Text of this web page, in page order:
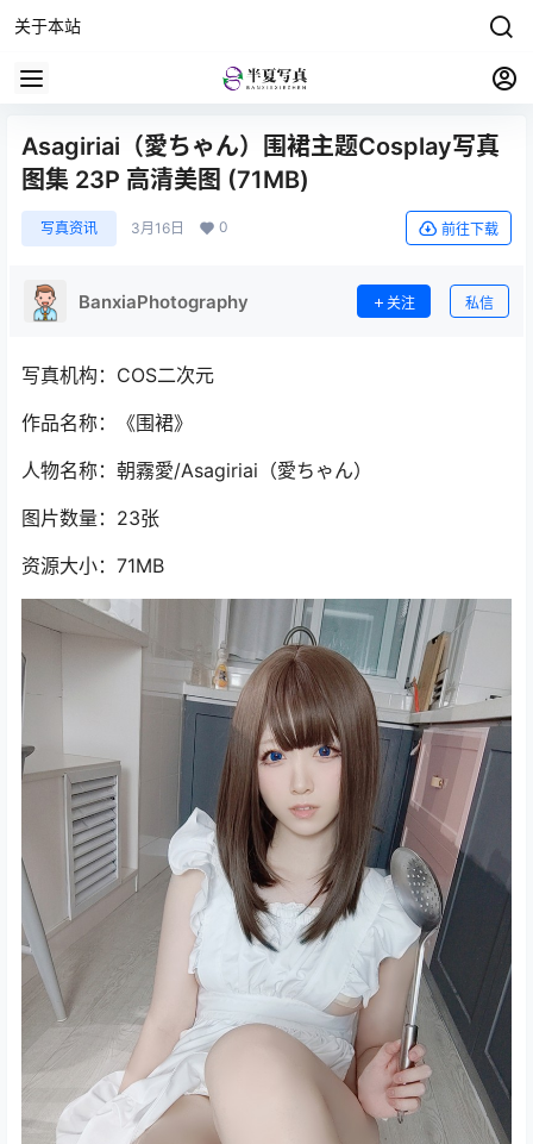
关于本站
Asagiriai（愛ちゃん）围裙主题Cosplay写真
图集 23P 高清美图 (71MB)
写真资讯 3月16日 0 前往下载
BanxiaPhotography 关注 私信
写真机构：COS二次元
作品名称：《围裙》
人物名称：朝霧愛/Asagiriai（愛ちゃん）
图片数量：23张
资源大小：71MB